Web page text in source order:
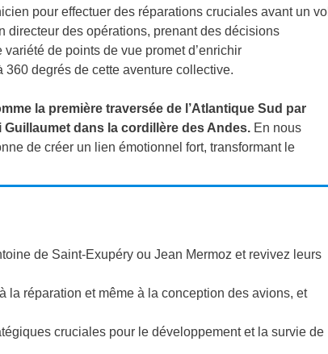
pour effectuer des réparations cruciales avant un vol
directeur des opérations, prenant des décisions
de points de vue promet d’enrichir
degrés de cette aventure collective.
la première traversée de l’Atlantique Sud par
dans la cordillère des Andes.En nous
de créer un lien émotionnel fort, transformant le
de Saint-Exupéry ou Jean Mermoz et revivez leurs
la réparation et même à la conception des avions, et
cruciales pour le développement et la survie de